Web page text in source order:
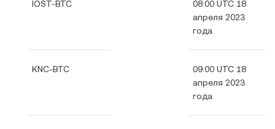
IOST-BTC
08:00 UTC 18
апреля 2023
года
KNC-BTC
09:00 UTC 18
апреля 2023
года